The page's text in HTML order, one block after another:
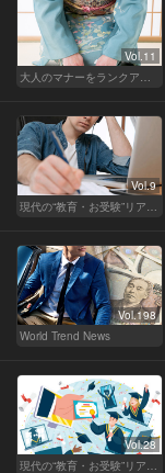
Vol.11
Vol.9
Vol.198
World Trend News
Vol.28